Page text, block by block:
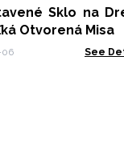
Sklo na
Otvorená Misa
06 See